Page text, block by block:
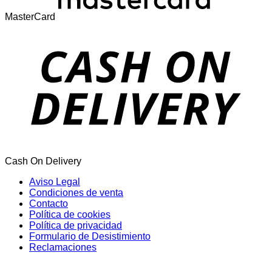
MasterCard
Cash On Delivery
Aviso Legal
Condiciones de venta
Contacto
Política de cookies
Política de privacidad
Formulario de Desistimiento
Reclamaciones